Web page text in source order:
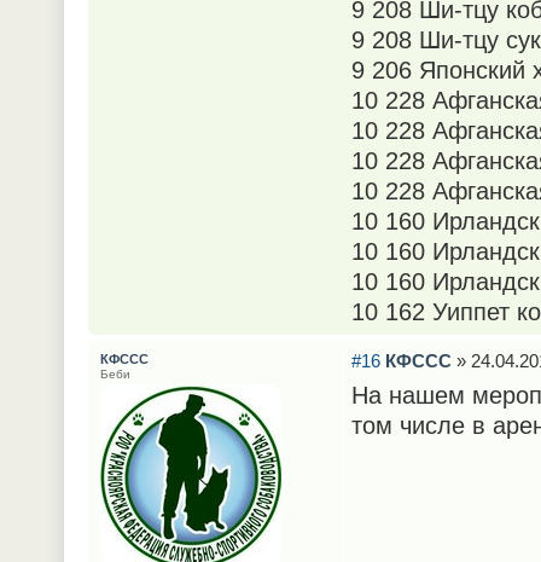
9 208 Ши-тцу
9 208 Ши-тцу
9 206 Японский
10 228
10 228
10 228
10 228
10 160
10 160
10 160
10 162 Уиппет
#16 КФССС»
На нашем
том числе в
КФССС
Беби